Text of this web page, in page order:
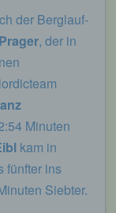
der Berglauf-
, der in
Minuten
kam in
fünfter ins
Siebter.
mit der